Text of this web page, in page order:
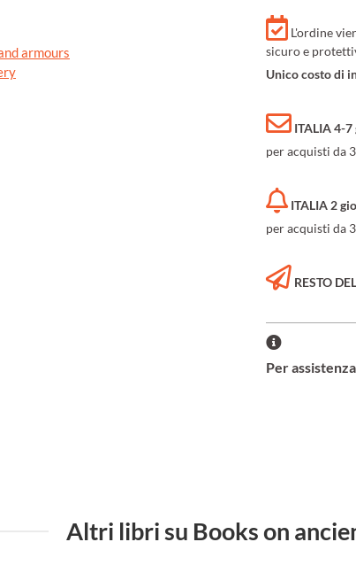
armours
L'ordine
sicuro e
Unico costo di
ITALIA 4-
per acquisti da
ITALIA 2
per acquisti da
RESTO
Per
Altri libri su Books on